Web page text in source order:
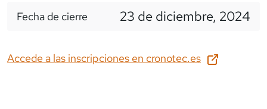
Fecha de cierre 23 de diciembre, 2024
Accede a las inscripciones en cronotec.es